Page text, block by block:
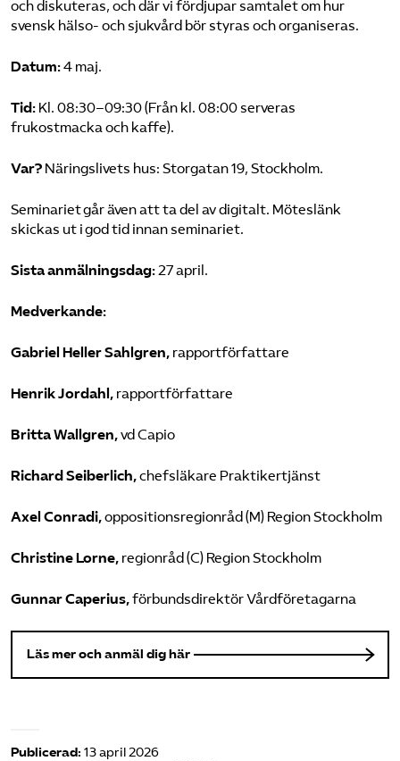
och diskuteras, och där vi fördjupar samtalet om hur
svensk hälso- och sjukvård bör styras och organiseras.
Datum:4 maj.
Tid: Kl. 08:30–09:30 (Från kl. 08:00 serveras
frukostmacka och kaffe).
Var? Näringslivets hus: Storgatan 19, Stockholm.
Seminariet går även att ta del av digitalt. Möteslänk
skickas ut i god tid innan seminariet.
Sista anmälningsdag:27 april.
Medverkande:
Gabriel Heller Sahlgren, rapportförfattare
Henrik Jordahl, rapportförfattare
Britta Wallgren,vd Capio
Richard Seiberlich,chefsläkare Praktikertjänst
Axel Conradi,oppositionsregionråd (M) Region Stockholm
Christine Lorne, regionråd (C) Region Stockholm
Gunnar Caperius,förbundsdirektör Vårdföretagarna
Läs mer och anmäl dig här
Publicerad: 13 april 2026